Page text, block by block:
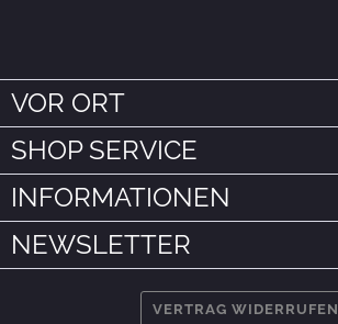
VOR ORT
SHOP SERVICE
INFORMATIONEN
NEWSLETTER
VERTRAG WIDERRUFEN